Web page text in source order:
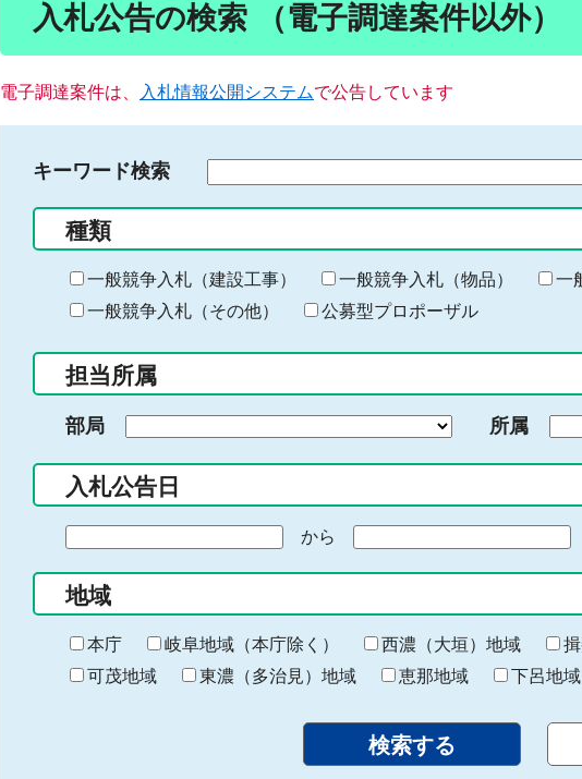
入札公告の検索 （電子調達案件以外）
電子調達案件は、 入札情報公開システムで公告しています
キーワード検索
る
キ
ー
ー
入
力
種類
一般競争入札（建設工事） 一般競争入札（物品）
一
一般競争入札（その他）
公募型プロポーザル
担当所属
部局 所属
入札公告日
の
始
ま
り
から
終
わ
り
地域
本庁 岐阜地域（本庁除く） 西濃（大垣）地域
可茂地域
東濃（多治見）地域 恵那地域 下呂地域